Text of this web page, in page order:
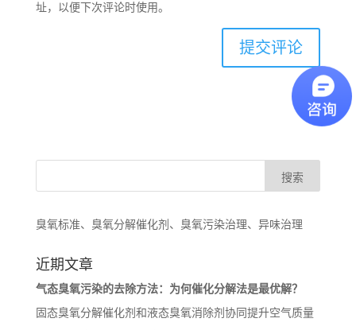
址，以便下次评论时使用。
臭氧标准、臭氧分解催化剂、臭氧污染治理、异味治理
近期文章
气态臭氧污染的去除方法：为何催化分解法是最优解？
固态臭氧分解催化剂和液态臭氧消除剂协同提升空气质量